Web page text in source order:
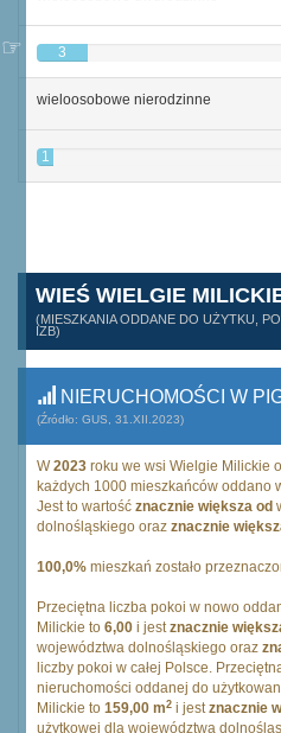
3
wieloosobowe nierodzinne
1
WIEŚ WIELGIE
(MIESZKANIA ODDANE DO UŻYTKU,
IZB)
NIERUCHOMOŚCI W
(Źródło: GUS, 31.XII.2023)
W2023 roku we wsi Wielgie Milickie
każdych 1000 mieszkańców oddano
Jest to wartość znacznie większa od
dolnośląskiego oraz znacznie
100,0% mieszkań zostało
Przeciętna liczba pokoi w nowo
Milickie to 6,00 i jestznacznie
województwa dolnośląskiego oraz
liczby pokoi w całej Polsce.
nieruchomości oddanej do
Milickie to 159,00 m2 i jestznacznie
użytkowej dla województwa